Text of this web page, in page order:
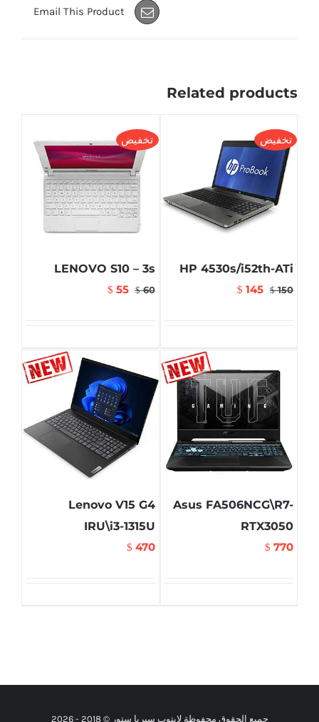
Email This Product
Related products
تخفيض
HP 4530s/i52th-ATi
$150
$ 145
تخفيض
LENOVO S10 – 3s
$60
$ 55
Asus FA506NCG\R7-
RTX3050
$ 770
Lenovo V15 G4
IRU\i3-1315U
$ 470
جميع الحقوق محفوظة لابتوب سيريا ستور © 2018 - 2026